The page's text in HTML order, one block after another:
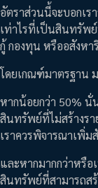
อัตราส่วนนี้จะบอกเร
เท่าไรที่เป็นสินทรัพ
กู้ กองทุน หรืออสังห
โดยเกณฑ์มาตรฐาน
หากน้อยกว่า 50% นั่
สินทรัพย์ที่ไม่สร้างร
เราควรพิจารณาเพิ่
และหากมากกว่าหรือ
สินทรัพย์ที่สามารถสร้